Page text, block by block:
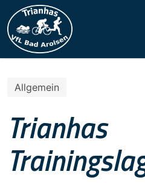
Allgemein
Trianhas